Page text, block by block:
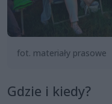
fot. materiały prasowe
Gdzie i kiedy?